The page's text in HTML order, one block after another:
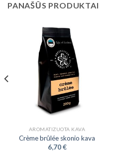
PANAŠŪS PRODUKTAI
AROMATIZUOTA KAVA
Crème brûlée skonio kava
6,70€